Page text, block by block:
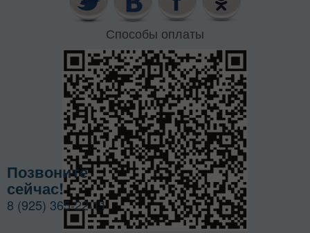
Способы оплаты
Позвоните
сейчас!
8 (925) 365-22-11